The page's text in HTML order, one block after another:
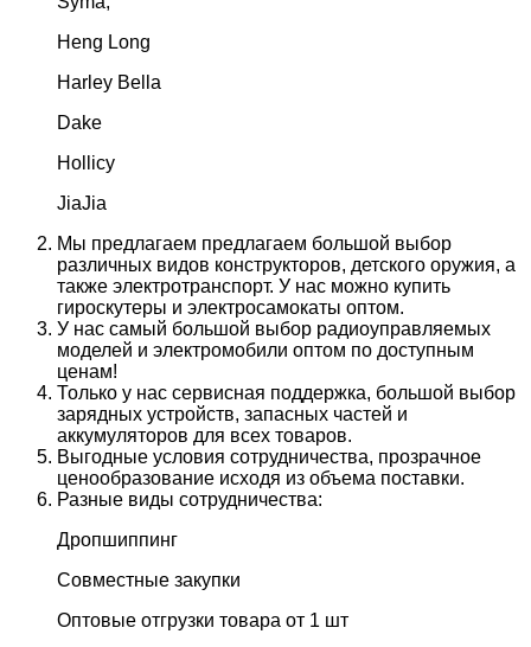
Heng Long
Harley Bella
Dake
Hollicy
JiaJia
Мы предлагаем предлагаем большой выбор
различных видов конструкторов, детского оружия, а
также электротранспорт. У нас можно купить
гироскутеры и электросамокаты оптом.
У нас самый большой выбор радиоуправляемых
моделей и электромобили оптом по доступным
ценам!
Только у нас сервисная поддержка, большой выбор
зарядных устройств, запасных частей и
аккумуляторов для всех товаров.
Выгодные условия сотрудничества, прозрачное
ценообразование исходя из объема поставки.
Разные виды сотрудничества:
Дропшиппинг
Совместные закупки
Оптовые отгрузки товара от 1 шт